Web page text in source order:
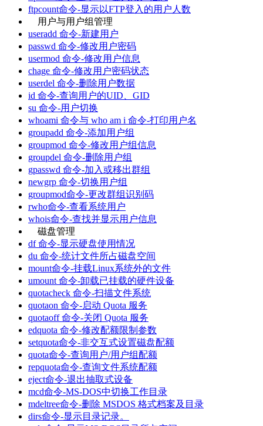
ftpcount命令-显示以FTP登入的用户人数
用户与用户组管理
useradd 命令-新建用户
passwd 命令-修改用户密码
usermod 命令-修改用户信息
chage 命令-修改用户密码状态
userdel 命令-删除用户数据
id 命令-查询用户的UID、GID
su 命令-用户切换
whoami 命令与 who am i 命令-打印用户名
groupadd 命令-添加用户组
groupmod 命令-修改用户组信息
groupdel 命令-删除用户组
gpasswd 命令-加入或移出群组
newgrp 命令-切换用户组
groupmod命令-更改群组识别码
rwho命令-查看系统用户
whois命令-查找并显示用户信息
磁盘管理
df 命令-显示硬盘使用情况
du 命令-统计文件所占磁盘空间
mount命令-挂载Linux系统外的文件
umount 命令-卸载已挂载的硬件设备
quotacheck 命令-扫描文件系统
quotaon 命令-启动 Quota 服务
quotaoff 命令-关闭 Quota 服务
edquota 命令-修改配额限制参数
setquota命令-非交互式设置磁盘配额
quota命令-查询用户/用户组配额
repquota命令-查询文件系统配额
eject命令-退出抽取式设备
mcd命令-MS-DOS中切换工作目录
mdeltree命令-删除 MSDOS 格式档案及目录
dirs命令-显示目录记录。